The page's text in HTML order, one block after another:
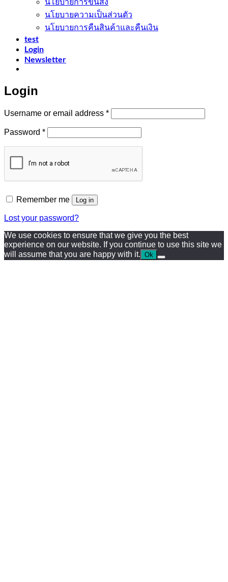
นโยบายความเป็นส่วนตัว
นโยบายการคืนสินค้าและคืนเงิน
test
Login
Newsletter
Login
Username or email address *Required
Password *Required
Remember me Log in
Lost your password?
We use cookies to ensure that we give you the best
experience on our website. If you continue to use this site we
will assume that you are happy with it. Ok